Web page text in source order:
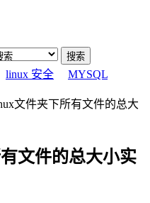
搜索
linux 安全
MYSQL
文件夹下所有文件的总大
文件的总大小实